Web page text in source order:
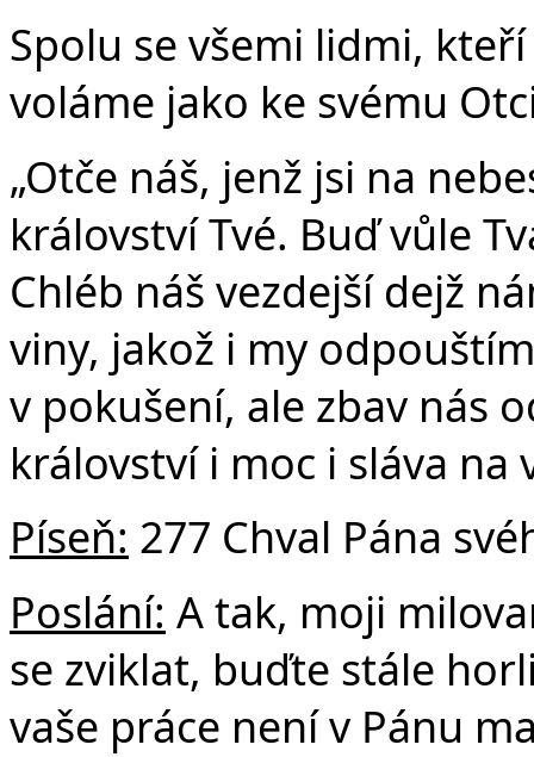
Spolu se všemi lidmi,
voláme jako ke svému
„Otče náš, jenž jsi na
království Tvé. Buď vůle
Chléb náš vezdejší dejž
viny, jakož i my
v pokušení, ale zbav nás
království i moc i sláva na
Píseň: 277 Chval Pána
Poslání: A tak, moji
se zviklat, buďte stále
vaše práce není v Pánu